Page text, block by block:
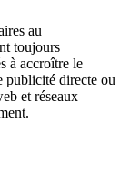
au
toujours
à accroître le
publicité directe ou
et réseaux